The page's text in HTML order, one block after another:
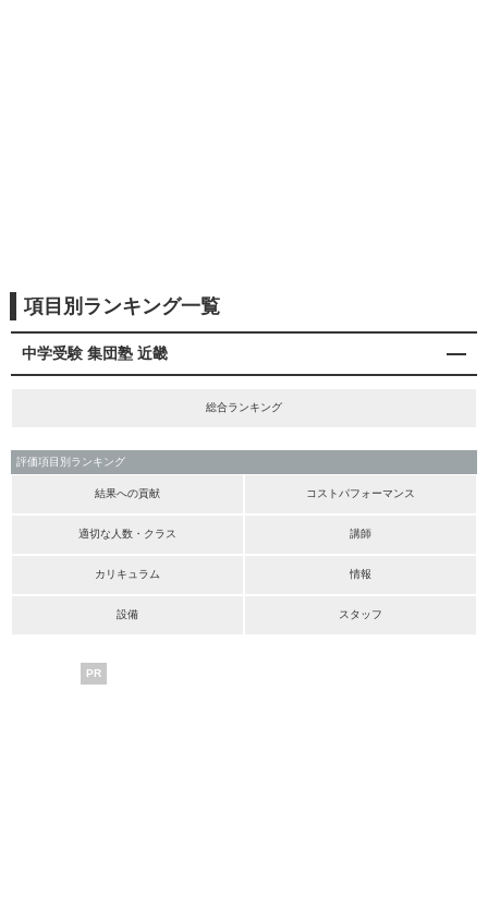
項目別ランキング一覧
中学受験 集団塾 近畿
総合ランキング
評価項目別ランキング
結果への貢献 コストパフォーマンス
適切な人数・クラス 講師
カリキュラム 情報
設備 スタッフ
PR